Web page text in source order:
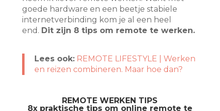
goede hardware en een beetje stabiele
internetverbinding kom je al een heel
end. Dit zijn 8 tips om remote te werken.
Lees ook: REMOTE LIFESTYLE | Werken
en reizen combineren. Maar hoe dan?
REMOTE WERKEN TIPS
8x praktische tips om online remote te